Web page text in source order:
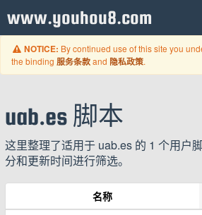
www.youhou8.com
NOTICE: By continued use of this site you
the binding 服务条款and 隐私政策.
uab.es 脚本
这里整理了适用于 uab.es 的 1 个用户
分和更新时间进行筛选。
名称